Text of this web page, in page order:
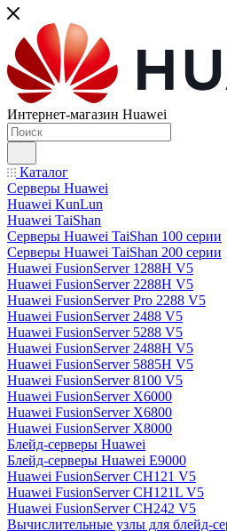
Интернет-магазин Huawei
Каталог
Серверы Huawei
Huawei KunLun
Huawei TaiShan
Серверы Huawei TaiShan 100 серии
Серверы Huawei TaiShan 200 серии
Huawei FusionServer 1288H V5
Huawei FusionServer 2288H V5
Huawei FusionServer Pro 2288 V5
Huawei FusionServer 2488 V5
Huawei FusionServer 5288 V5
Huawei FusionServer 2488H V5
Huawei FusionServer 5885H V5
Huawei FusionServer 8100 V5
Huawei FusionServer X6000
Huawei FusionServer X6800
Huawei FusionServer X8000
Блейд-серверы Huawei
Блейд-серверы Huawei E9000
Huawei FusionServer CH121 V5
Huawei FusionServer CH121L V5
Huawei FusionServer CH242 V5
Вычислительные узлы для блейд-